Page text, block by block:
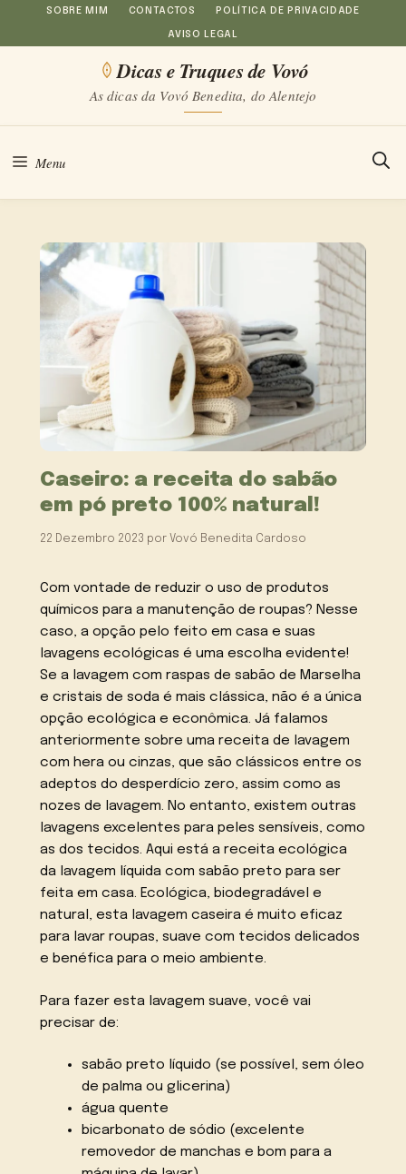
Saltar
para
conteúdo
SOBRE MIM CONTACTOS POLÍTICA DE PRIVACIDADE
AVISO LEGAL
Dicas e Truques de Vovó
As dicas da Vovó Benedita, do Alentejo
Menu
Caseiro: a receita do sabão
em pó preto 100% natural!
22 Dezembro 2023 por Vovó Benedita Cardoso
Com vontade de reduzir o uso de produtos
químicos para a manutenção de roupas? Nesse
caso, a opção pelo feito em casa e suas
lavagens ecológicas é uma escolha evidente!
Se a lavagem com raspas de sabão de Marselha
e cristais de soda é mais clássica, não é a única
opção ecológica e econômica. Já falamos
anteriormente sobre uma receita de lavagem
com hera ou cinzas, que são clássicos entre os
adeptos do desperdício zero, assim como as
nozes de lavagem. No entanto, existem outras
lavagens excelentes para peles sensíveis, como
as dos tecidos. Aqui está a receita ecológica
da lavagem líquida com sabão preto para ser
feita em casa. Ecológica, biodegradável e
natural, esta lavagem caseira é muito eficaz
para lavar roupas, suave com tecidos delicados
e benéfica para o meio ambiente.
Para fazer esta lavagem suave, você vai
precisar de:
sabão preto líquido (se possível, sem óleo
de palma ou glicerina)
água quente
bicarbonato de sódio (excelente
removedor de manchas e bom para a